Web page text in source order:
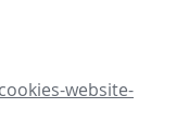
website-